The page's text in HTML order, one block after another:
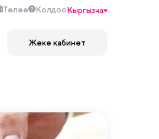
Төлөө КолдооКыргызча
Жеке кабинет